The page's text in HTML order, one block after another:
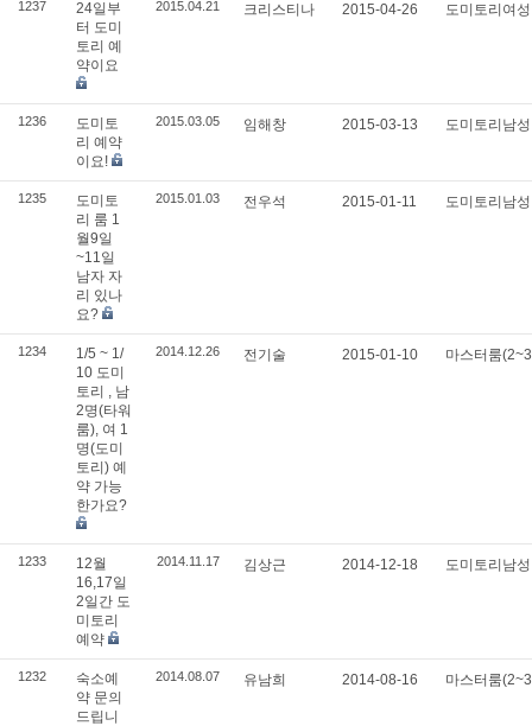
1237
24일부
터 도미
토리 예
약이요
2015.04.21 크리스티나 2015-04-26 도미토리여
1236
도미토
리 예약
이요!
2015.03.05 임해창 2015-03-13 도미토리남
1235
도미토
리 룸 1
월9일
~11일
남자 자
리 있나
요?
2015.01.03 전우석 2015-01-11 도미토리남
1234
1/5 ~ 1/
10 도미
토리 , 남
2명(타워
룸), 여 1
명(도미
토리) 예
약 가능
한가요?
2014.12.26 전기술 2015-01-10 마스터룸
1233
12월
16,17일
2일간 도
미토리
예약
2014.11.17 김상근 2014-12-18 도미토리남
1232
숙소예
약 문의
드립니
2014.08.07 유남희 2014-08-16 마스터룸